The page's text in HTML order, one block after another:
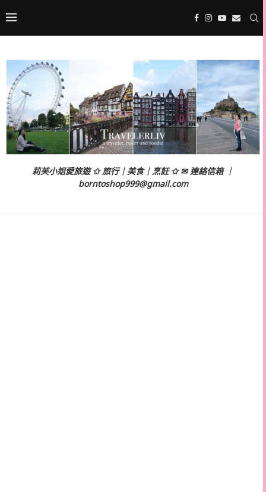
莉芙小姐愛旅遊 ✩ 旅行｜美食｜烹飪 ✩ ✉ 連絡信箱 ｜
borntoshop999@gmail.com